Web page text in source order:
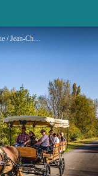
Les attelages de Villandry - ADT Touraine / Jean-Christophe Coutand